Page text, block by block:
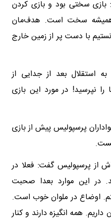
سختی بود و بازی کردن
همیشه سخت است. هدف‌مان
با دست پر از زمین خارج
استقلال بعد از جدایی از
نپرسید! در مورد این بازی
پرسپولیس پیش از بازی
از پرسپولیس گفت: فعلا در
در این موارد بعدا صحبت
اوضاع در ملوان خوب است.
همه انگیزه دارند و کنار